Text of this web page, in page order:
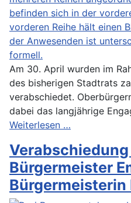
Am 30. April wurden im
des bisherigen Stadtrats
verabschiedet.
dabei das langjährige
Weiterlesen …
Bürgermeister
Bürgermeisterin